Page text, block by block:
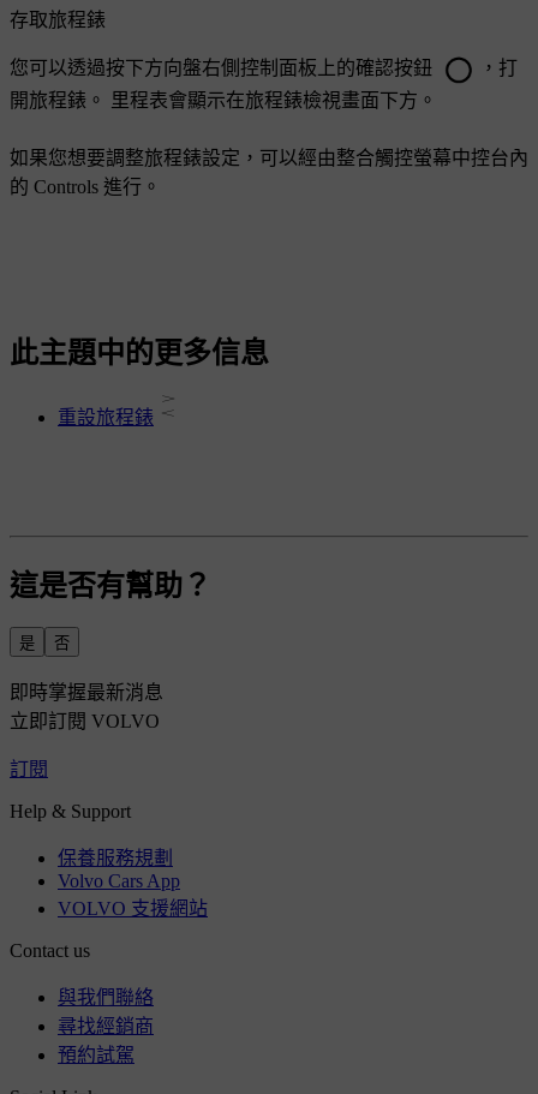
存取旅程錶
您可以透過按下方向盤右側控制面板上的確認按鈕
，打
開旅程錶。 里程表會顯示在旅程錶檢視畫面下方。
如果您想要調整旅程錶設定，可以經由整合觸控螢幕中控台內
的 Controls 進行。
此主題中的更多信息
重設旅程錶
這是否有幫助？
是 否